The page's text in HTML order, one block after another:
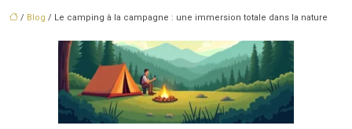
/ Blog / Le camping à la campagne : une immersion totale dans la nature